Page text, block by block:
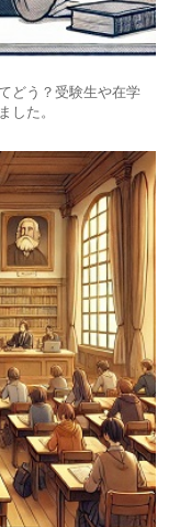
どう？受験生や在学
した。